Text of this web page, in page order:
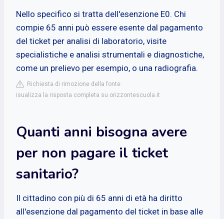
Nello specifico si tratta dell'esenzione E0. Chi
compie 65 anni può essere esente dal pagamento
del ticket per analisi di laboratorio, visite
specialistiche e analisi strumentali e diagnostiche,
come un prelievo per esempio, o una radiografia.
Richiesta di rimozione della fonte
isualizza la risposta completa su orizzontescuola.it
Quanti anni bisogna avere
per non pagare il ticket
sanitario?
Il cittadino con più di 65 anni di età ha diritto
all'esenzione dal pagamento del ticket in base alle